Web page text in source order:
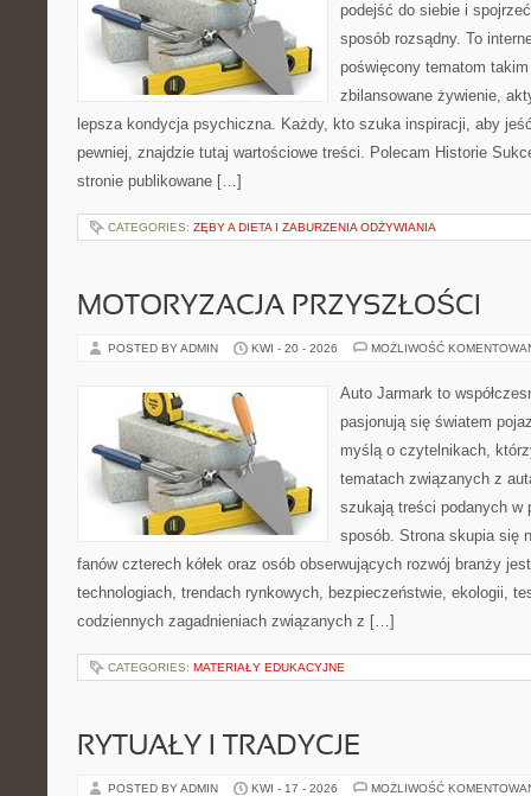
podejść do siebie i
sposób rozsądny. To
poświęcony tematom
zbilansowane żywienie,
lepsza kondycja psychiczna. Każdy, kto szuka inspiracji, aby
pewniej, znajdzie tutaj wartościowe treści. Polecam Historie
stronie publikowane […]
CATEGORIES: ZĘBY A DIETA I ZABURZENIA ODŻYWIANIA
MOTORYZACJA PRZYSZŁOŚCI
POSTED BY ADMIN KWI - 20 - 2026 MOŻLIWOŚĆ
Auto Jarmark to
pasjonują się światem
myślą o czytelnikach,
tematach związanych z
szukają treści podanych w
sposób. Strona skupia się
fanów czterech kółek oraz osób obserwujących rozwój branży
technologiach, trendach rynkowych, bezpieczeństwie, ekologii,
codziennych zagadnieniach związanych z […]
CATEGORIES: MATERIAŁY EDUKACYJNE
RYTUAŁY I TRADYCJE
POSTED BY ADMIN KWI - 17 - 2026 MOŻLIWOŚĆ